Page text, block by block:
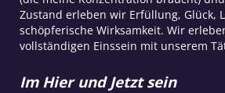
Zustand erleben wir Erfüllung, Glück,
schöpferische Wirksamkeit. Wir
vollständigen Einssein mit unserem
Im Hier und Jetzt sein